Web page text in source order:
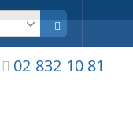
02 832 10 81